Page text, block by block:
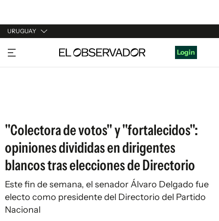
URUGUAY
URUGUAY
ARGENTINA
Login
"Colectora de votos" y "fortalecidos":
opiniones divididas en dirigentes
blancos tras elecciones de Directorio
Este fin de semana, el senador Álvaro Delgado fue
electo como presidente del Directorio del Partido
Nacional